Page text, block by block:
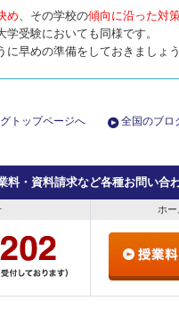
め、その学校の傾向に沿った対
受験においても同様です。
に早めの準備をしておきましょ
トップページへ 全国のブロ
料・資料請求など各種お問い合
ホ